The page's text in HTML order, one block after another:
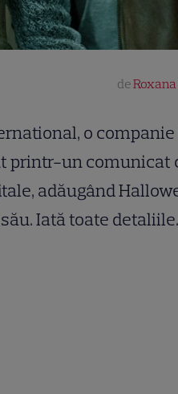
de
o companie
printr-un comunicat
adăugând
Iată toate detaliile.